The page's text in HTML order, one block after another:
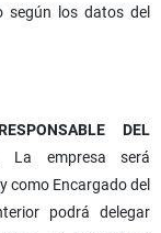
según los datos del
DEL
La empresa será
como Encargado del
podrá delegar